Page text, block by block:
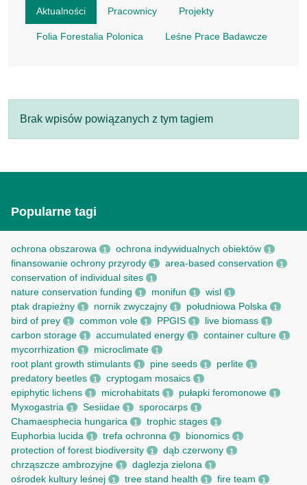
Aktualności Pracownicy Projekty
Folia Forestalia Polonica Leśne Prace Badawcze
Brak wpisów powiązanych z tym tagiem
Popularne tagi
ochrona obszarowa 1 ochrona indywidualnych obiektów 1
finansowanie ochrony przyrody 1 area-based conservation 1
conservation of individual sites 1
nature conservation funding 1 monifun 1 wisl 1
ptak drapieżny 1 nornik zwyczajny 1 południowa Polska 1
bird of prey 1 common vole 1 PPGIS 1 live biomass 1
carbon storage 1 accumulated energy 1 container culture 1
mycorrhization 1 microclimate 1
root рlant growth stimulants 1 pine seeds 1 perlite 1
predatory beetles 1 cryptogam mosaics 1
epiphytic lichens 1 microhabitats 1 pułapki feromonowe 1
Myxogastria 1 Sesiidae 1 sporocarps 1
Chamaesphecia hungarica 1 trophic stages 1
Euphorbia lucida 1 trefa ochronna 1 bionomics 1
protection of forest biodiversity 1 dąb czerwony 1
chrząszcze ambrozyjne 1 daglezja zielona 1
ośrodek kultury leśnej 1 tree stand health 1 fire team 1